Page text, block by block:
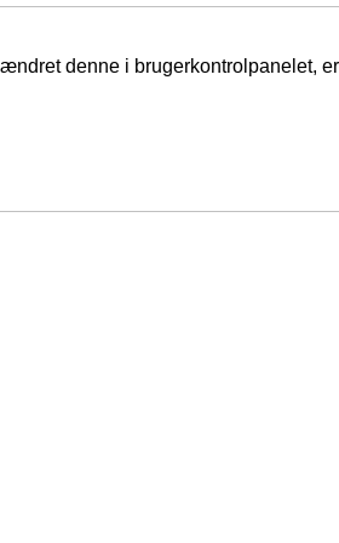
denne i brugerkontrolpanelet,